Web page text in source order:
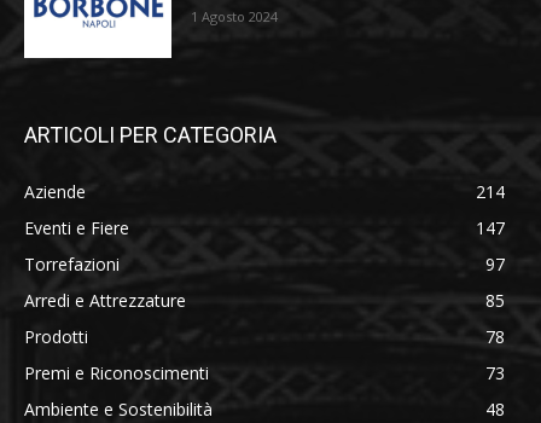
1 Agosto 2024
ARTICOLI PER CATEGORIA
Aziende
214
Eventi e Fiere
147
Torrefazioni
97
Arredi e Attrezzature
85
Prodotti
78
Premi e Riconoscimenti
73
Ambiente e Sostenibilità
48